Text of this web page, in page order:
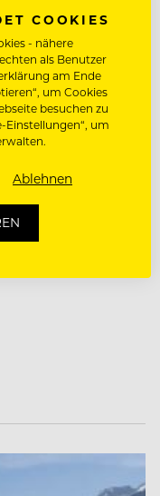
Vertretung der
Führung,
des Teams
unserer
COOKIES
- nähere
als Benutzer
am Ende
um Cookies
besuchen zu
Einstellungen“, um
Ablehnen